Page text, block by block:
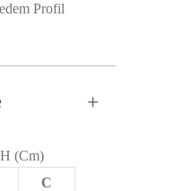
Profil
(Cm)
C